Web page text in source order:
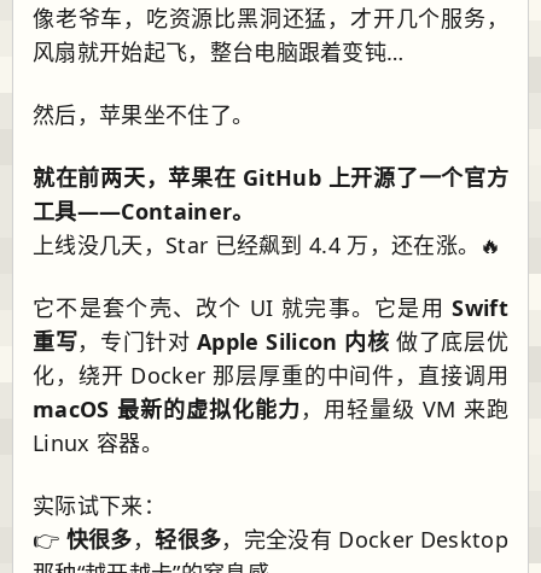
像老爷车，吃资源比黑洞还猛，才开几个服务，
风扇就开始起飞，整台电脑跟着变钝…
然后，苹果坐不住了。
就在前两天，苹果在 GitHub 上开源了一个官方
工具——Container。
上线没几天，Star 已经飙到 4.4 万，还在涨。🔥
它不是套个壳、改个 UI 就完事。它是用Swift
重写，专门针对Apple Silicon 内核 做了底层优
化，绕开 Docker 那层厚重的中间件，直接调用
macOS 最新的虚拟化能力 ，用轻量级 VM 来跑
Linux 容器。
实际试下来：
👉 快很多，轻很多，完全没有 Docker Desktop